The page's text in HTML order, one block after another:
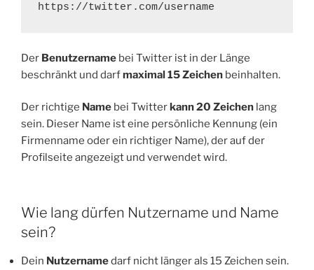
https://twitter.com/username
Der Benutzername bei Twitter ist in der Länge
beschränkt und darfmaximal 15 Zeichen beinhalten.
Der richtige Name bei Twitterkann 20 Zeichen lang
sein. Dieser Name ist eine persönliche Kennung (ein
Firmenname oder ein richtiger Name), der auf der
Profilseite angezeigt und verwendet wird.
Wie lang dürfen Nutzername und Name
sein?
Dein Nutzernamedarf nicht länger als 15 Zeichen sein.